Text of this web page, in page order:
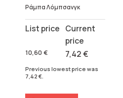
Ράμπα Λόμπσανγκ
10,60 €
Original
was:
10,60 €.
7,42€
Current
is:
7,42 €.
Previous lowest price was
7,42 €.